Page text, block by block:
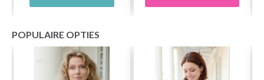
POPULAIRE OPTIES